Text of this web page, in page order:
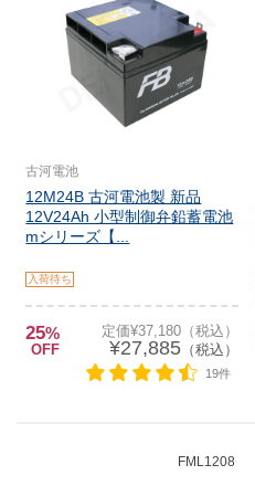
古河電池
12M24B 古河電池製 新品
12V24Ah 小型制御弁鉛蓄電池
mシリーズ【...
入荷待ち
25%
OFF
定価¥37,180（税込）
¥27,885（税込）
19件
FML1208